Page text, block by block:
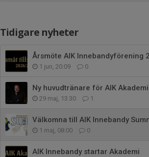
Tidigare nyheter
Årsmöte AIK Innebandyförening
1 jun, 20:09 0
Ny huvudtränare för AIK
29 maj, 13:30 1
Välkomna till AIK Innebandy
1 maj, 08:00 0
AIK Innebandy startar Akademi